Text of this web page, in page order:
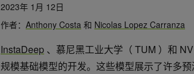
2023年 1月 12日
作者： Anthony Costa 和 Nicolas Lopez Carranza
InstaDeep 、慕尼黑工业大学（ TUM ）和
规模基础模型的开发。这些模型展示了许多